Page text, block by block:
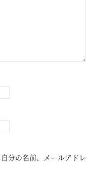
分の名前、メールアドレ